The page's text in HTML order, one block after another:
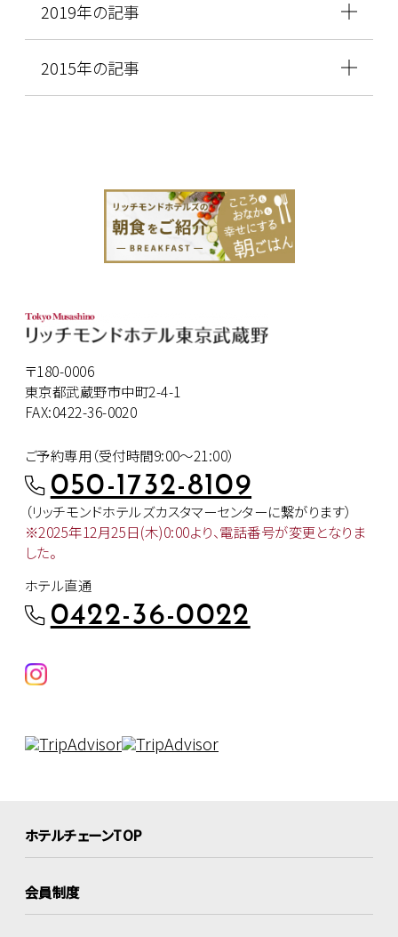
2019年の記事
2015年の記事
〒180-0006
東京都武蔵野市中町2-4-1
FAX:0422-36-0020
ご予約専用（受付時間9:00～21:00）
050-1732-8109
（リッチモンドホテルズカスタマーセンターに繋がります）
※2025年12月25日(木)0:00より、電話番号が変更となりま
した。
ホテル直通
0422-36-0022
ホテルチェーンTOP
会員制度